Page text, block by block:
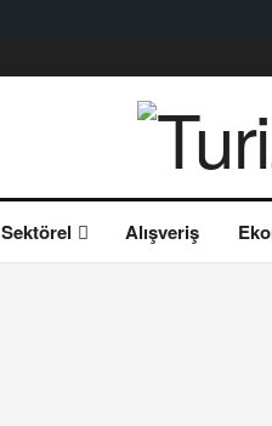
Sektörel Alışveriş